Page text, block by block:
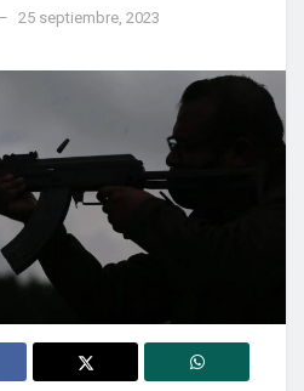
25 septiembre, 2023